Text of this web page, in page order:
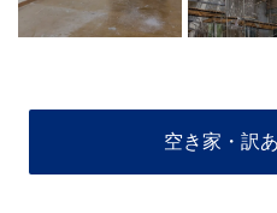
空き家・訳